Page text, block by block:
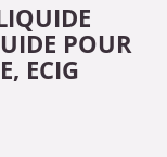
POUR
ECIG